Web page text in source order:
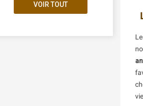
VOIR TOUT